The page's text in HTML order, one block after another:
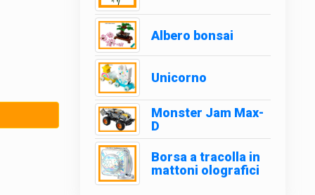
Albero bonsai
Unicorno
Monster Jam Max-
D
Borsa a tracolla in
mattoni olografici